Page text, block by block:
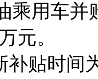
乘用车并
元。
补贴时间